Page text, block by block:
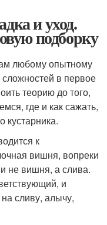
и уход.
подборку
любому опытному
в первое
теорию до того,
где и как сажать,
кустарника.
к
вишня, вопреки
не вишня, а слива.
и
сливу, алычу,